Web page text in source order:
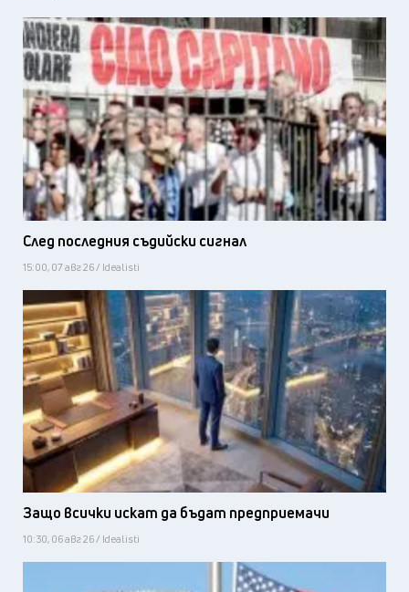
След последния съдийски сигнал
15:00, 07 авг 26 / Idealisti
Защо всички искат да бъдат предприемачи
10:30, 06 авг 26 / Idealisti